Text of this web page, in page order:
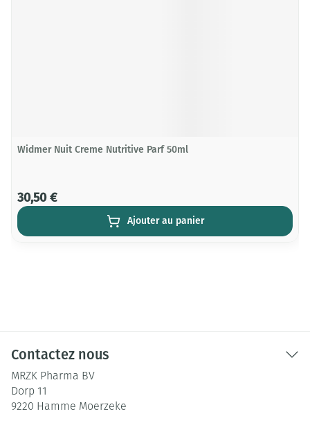
Widmer Nuit Creme Nutritive Parf 50ml
30,50 €
Ajouter au panier
Contactez nous
MRZK Pharma BV
Dorp 11
9220 Hamme Moerzeke